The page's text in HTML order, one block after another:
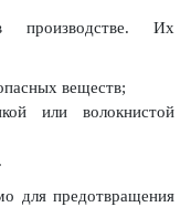
производстве. Их
веществ;
или волокнистой
для предотвращения